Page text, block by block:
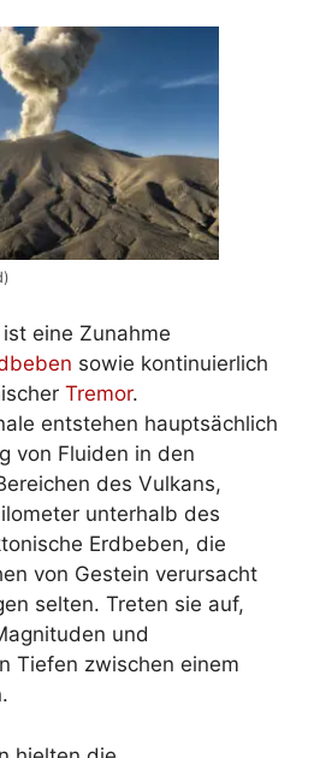
eine Zunahme
sowie kontinuierlich
Tremor.
entstehen hauptsächlich
von Fluiden in den
des Vulkans,
unterhalb des
Erdbeben, die
von Gestein verursacht
selten. Treten sie auf,
und
Tiefen zwischen einem